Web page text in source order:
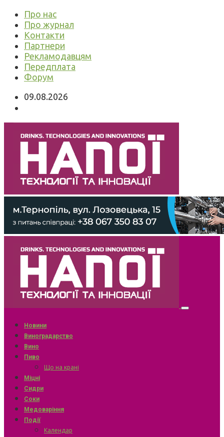
Про нас
Про журнал
Контакти
Партнери
Рекламодавцям
Передплата
Форум
09.08.2026
Новини
Виноградарство
Вино
Пиво
Що на крані
Міцні
Сидри
Соки
Медоваріння
Події
Календар